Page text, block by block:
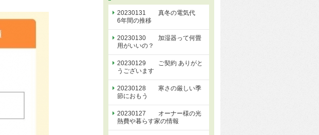
20230131 真冬の電気代
6年間の推移
20230130 加湿器って何畳
用がいいの？
20230129 ご契約 ありがと
うございます
20230128 寒さの厳しい季
節におもう
20230127 オーナー様の光
熱費や暮らす家の情報